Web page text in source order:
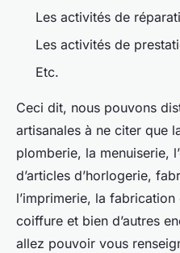
Les activités de
Les activités de
Etc.
Ceci dit, nous pouvons
artisanales à ne citer que
plomberie, la menuiserie,
d’articles d’horlogerie,
l’imprimerie, la fabrication
coiffure et bien d’autres
allez pouvoir vous